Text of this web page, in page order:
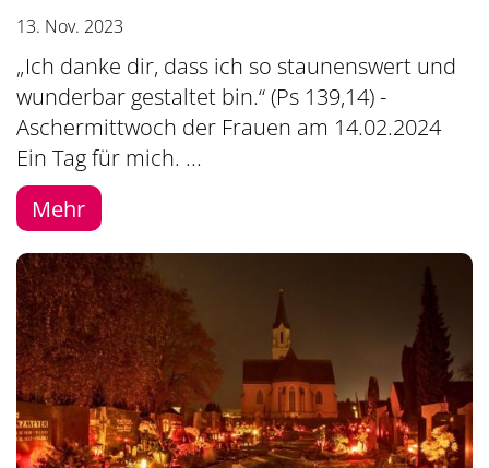
13. Nov. 2023
„Ich danke dir, dass ich so staunenswert und
wunderbar gestaltet bin.“ (Ps 139,14) -
Aschermittwoch der Frauen am 14.02.2024
Ein Tag für mich. ...
Mehr